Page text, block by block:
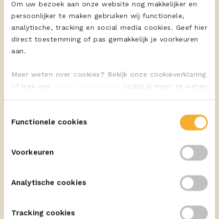
Om uw bezoek aan onze website nog makkelijker en
persoonlijker te maken gebruiken wij functionele,
analytische, tracking en social media cookies. Geef hier
direct toestemming of pas gemakkelijk je voorkeuren
aan.
Meer weten over cookies? Bekijk onze cookieverklaring
of lees ons privacy statement
, zodat je meer te weten
Functionele cookies
Voorkeuren
Analytische cookies
Tracking cookies
ERU Culinair Gouda
Kaaspuree, de basis
voor een stamppot
Andijviestamppot met
ERU Culinair Gouda